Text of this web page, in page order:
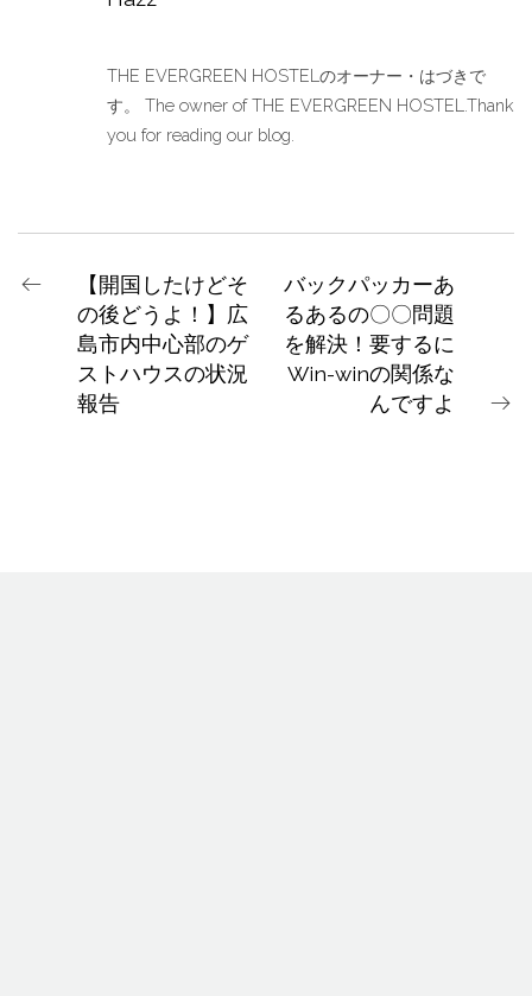
THE EVERGREEN HOSTELのオーナー・はづきで
す。 The owner of THE EVERGREEN HOSTEL.Thank
you for reading our blog.
【開国したけどそ
の後どうよ！】広
島市内中心部のゲ
ストハウスの状況
報告
バックパッカーあ
るあるの〇〇問題
を解決！要するに
Win-winの関係な
んですよ